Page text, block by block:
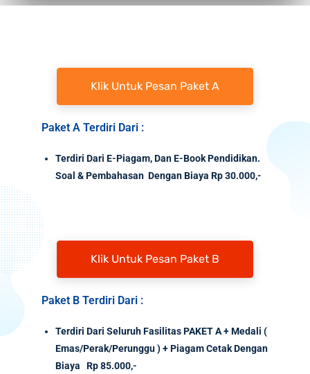
Klik Untuk Pesan Paket A
Paket A Terdiri Dari :
Terdiri Dari E-Piagam, Dan E-Book Pendidikan.
Soal & Pembahasan Dengan Biaya Rp 30.000,-
Klik Untuk Pesan Paket B
Paket B Terdiri Dari :
Terdiri Dari Seluruh Fasilitas PAKET A + Medali (
Emas/Perak/Perunggu ) + Piagam Cetak Dengan
Biaya Rp 85.000,-